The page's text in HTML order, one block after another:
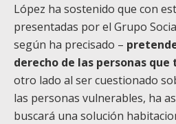
López ha sostenido que con
presentadas por el Grupo
según ha precisado –
derecho de las personas
otro lado al ser cuestionado
las personas vulnerables, ha
buscará una solución